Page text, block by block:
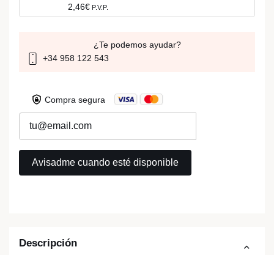
Descripción
2,46€ P.V.P.
¿Te podemos ayudar?
+34 958 122 543
Compra segura